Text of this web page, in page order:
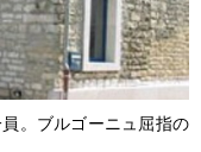
。ブルゴーニュ屈指の